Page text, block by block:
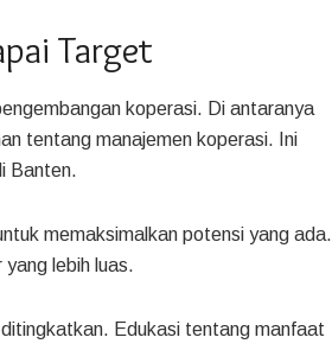
Target
koperasi. Di antaranya
tentang manajemen koperasi. Ini
Banten.
memaksimalkan potensi yang ada.
lebih luas.
Edukasi tentang manfaat